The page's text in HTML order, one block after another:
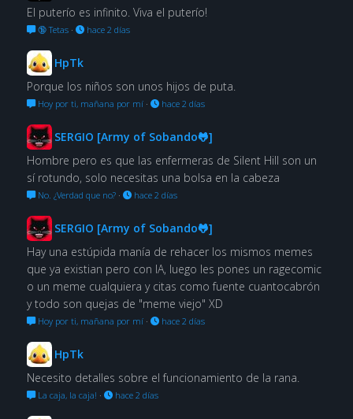
El puterío es infinito. Viva el puterío!
🔞 Tetas· hace 2 días
HpTk
Porque los niños son unos hijos de puta.
Hoy por ti, mañana por mí· hace 2 días
SERGIO [Army of Sobando🐸]
Hombre pero es que las enfermeras de Silent Hill son un
sí rotundo, solo necesitas una bolsa en la cabeza
No. ¿Verdad que no?· hace 2 días
SERGIO [Army of Sobando🐸]
Hay una estúpida manía de rehacer los mismos memes
que ya existian pero con IA, luego les pones un ragecomic
o un meme cualquiera y citas como fuente cuantocabrón
y todo son quejas de "meme viejo" XD
Hoy por ti, mañana por mí· hace 2 días
HpTk
Necesito detalles sobre el funcionamiento de la rana.
La caja, la caja! · hace 2 días